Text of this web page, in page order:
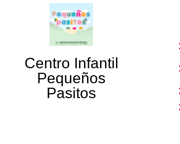
Centro Infantil
Pequeños
Pasitos